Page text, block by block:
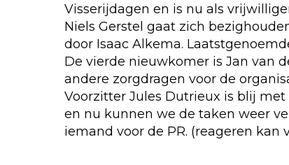
Visserijdagen en is nu als
Niels Gerstel gaat zich
door Isaac Alkema.
De vierde nieuwkomer is Jan van
andere zorgdragen voor de
Voorzitter Jules Dutrieux is blij
en nu kunnen we de taken weer
iemand voor de PR. (reageren kan